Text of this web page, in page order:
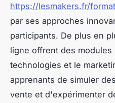
https://lesmakers.fr/
par ses approches
participants. De plus en
ligne offrent des
technologies et le
apprenants de simuler
vente et d'expérimenter